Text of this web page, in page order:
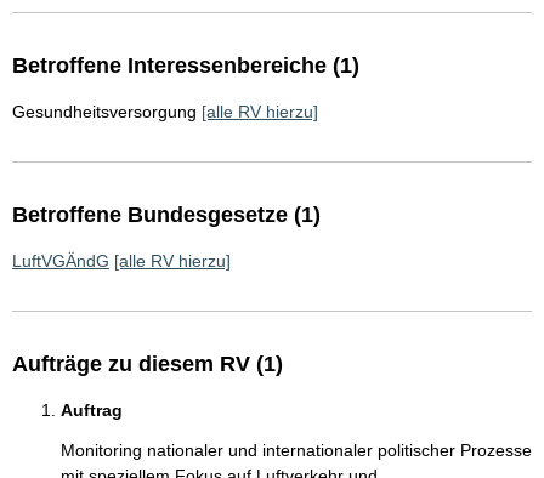
Betroffene Interessenbereiche (1)
Gesundheitsversorgung [alle RV hierzu]
Betroffene Bundesgesetze (1)
LuftVGÄndG [alle RV hierzu]
Aufträge zu diesem RV (1)
Auftrag
Monitoring nationaler und internationaler politischer Prozesse